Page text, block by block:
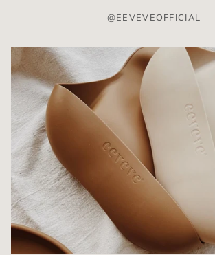
@EEVEVEOFFICIAL